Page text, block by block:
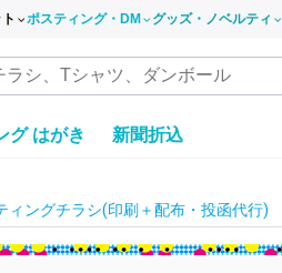
ポスティング・DM グッズ・ノベルティ
グ はがき 新聞折込
ィングチラシ(印刷＋配布・投函代行)